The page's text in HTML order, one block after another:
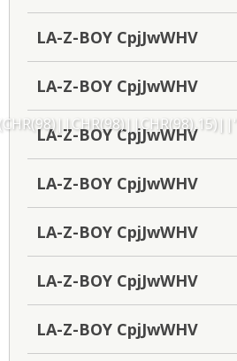
LA-Z-BOY CpjJwWHV
LA-Z-BOY CpjJwWHV
LA-Z-BOY CpjJwWHV
LA-Z-BOY CpjJwWHV
LA-Z-BOY CpjJwWHV
LA-Z-BOY CpjJwWHV
LA-Z-BOY CpjJwWHV